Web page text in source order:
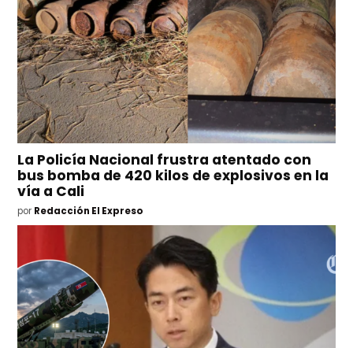
La Policía Nacional frustra atentado con
bus bomba de 420 kilos de explosivos en la
vía a Cali
por Redacción El Expreso